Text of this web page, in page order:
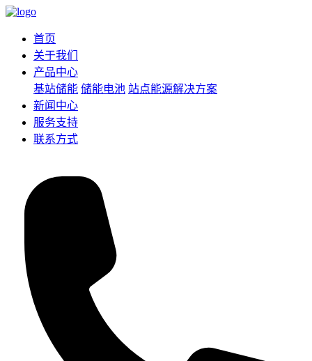
首页
关于我们
产品中心
基站储能 储能电池 站点能源解决方案
新闻中心
服务支持
联系方式